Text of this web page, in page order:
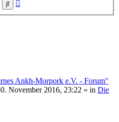
Suche
Ankh-Morpork e.V. - Forum"
November 2016, 23:22 » in Die